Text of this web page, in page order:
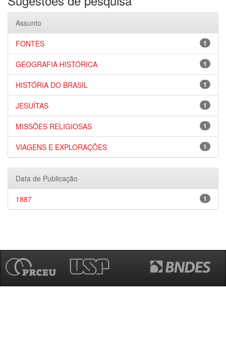
Assunto
1
FONTES
1
GEOGRAFIA HISTÓRICA
1
HISTÓRIA DO BRASIL
1
JESUÍTAS
1
MISSÕES RELIGIOSAS
1
VIAGENS E EXPLORAÇÕES
Data de Publicação
1
1887